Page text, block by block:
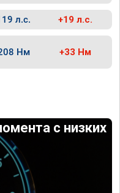
л.с. +19 л.с.
Нм +33 Нм
с низких